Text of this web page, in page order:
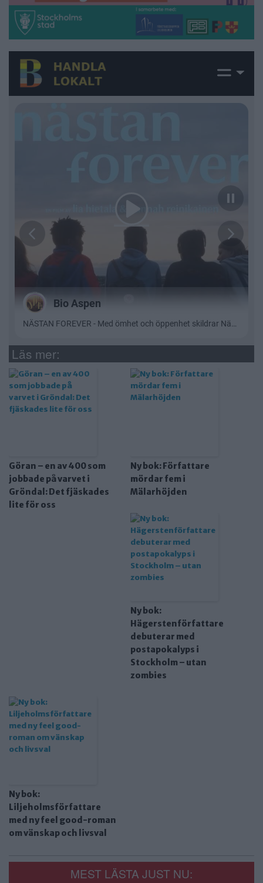
Läs mer:
Göran – en av 400 som
jobbade på varvet i
Gröndal: Det fjäskades
lite för oss
Ny bok: Författare
mördar fem i
Mälarhöjden
Ny bok:
Hägerstenförfattare
debuterar med
postapokalyps i
Stockholm – utan
zombies
Ny bok:
Liljeholmsförfattare
med ny feel good-roman
om vänskap och livsval
MEST LÄSTA JUST NU: